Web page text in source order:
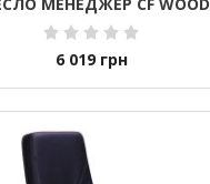
6 019 грн